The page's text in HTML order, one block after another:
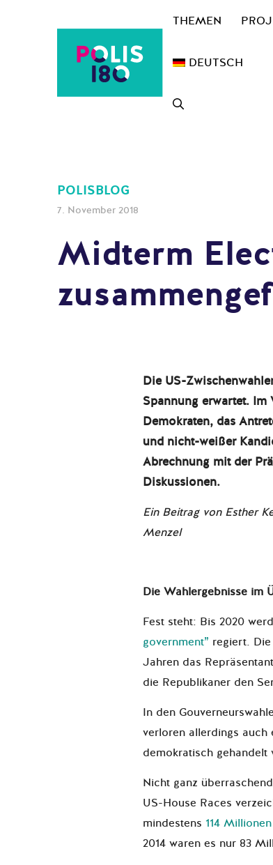
THEMEN
DEUTSCH
POLISBLOG
7. November 2018
Midterm
Die US-
Spannung erwartet. Im
Demokraten, das
und nicht-weißer
Abrechnung mit der
Diskussionen.
Ein Beitrag von Esther
Menzel
Die Wahlergebnisse im
Fest steht: Bis 2020
government” regiert.
Jahren das
die Republikaner den
In den
verloren allerdings auch
demokratisch gehandelt
Nicht ganz
US-House Races
mindestens 114
2014 waren es nur 83